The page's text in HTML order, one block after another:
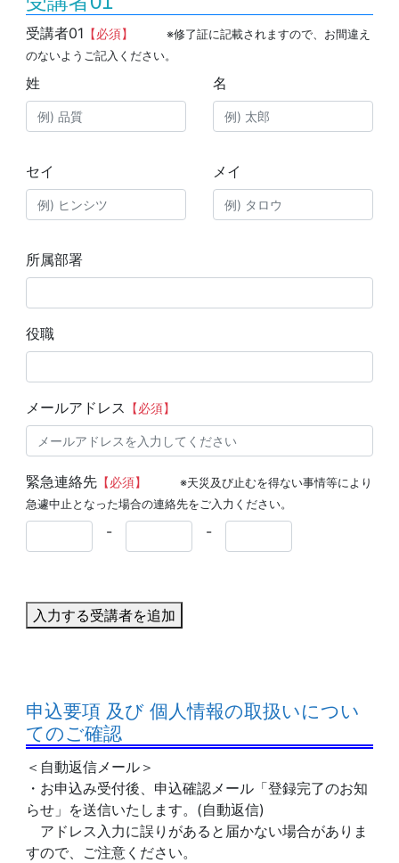
受講者01 【必須】
※修了証に記載されますので、お間違え
のないようご記入ください。
姓 名
セイ メイ
所属部署
役職
メールアドレス 【必須】
緊急連絡先【必須】
※天災及び止むを得ない事情等により
急遽中止となった場合の連絡先をご入力ください。
- -
入力する受講者を追加
申込要項 及び 個人情報の取扱いについ
てのご確認
＜自動返信メール＞
・お申込み受付後、申込確認メール「登録完了のお知
らせ」を送信いたします。(自動返信)
アドレス入力に誤りがあると届かない場合がありま
すので、ご注意ください。